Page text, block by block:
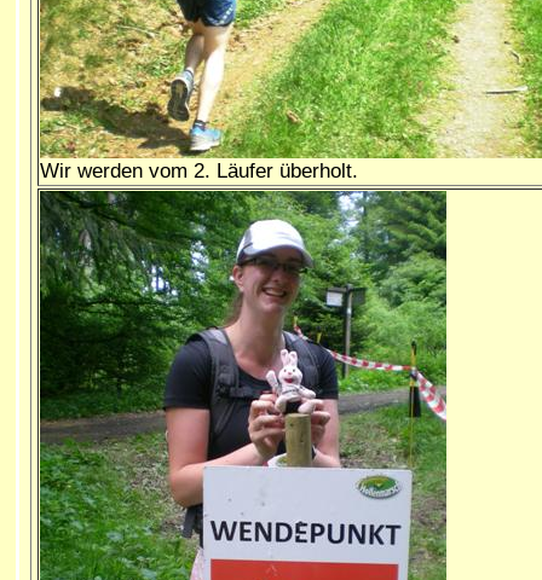
Wir werden vom 2. Läufer überholt.